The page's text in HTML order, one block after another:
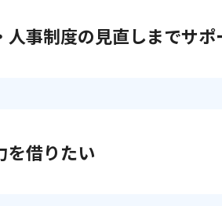
事制度の見直しまでサポ
を借りたい